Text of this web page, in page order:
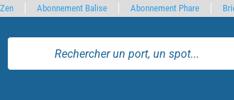
Abonnement Balise Abonnement Phare